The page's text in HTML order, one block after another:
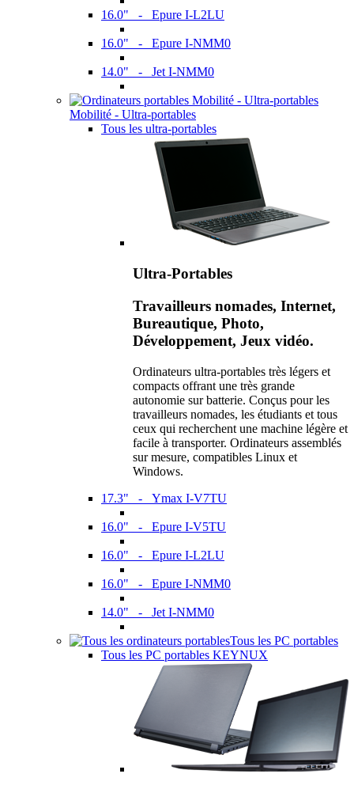
16.0" - Epure I-L2LU
16.0" - Epure I-NMM0
14.0" - Jet I-NMM0
Mobilité - Ultra-portables
Tous les ultra-portables
Ultra-Portables
Travailleurs nomades, Internet,
Bureautique, Photo,
Développement, Jeux vidéo.
Ordinateurs ultra-portables très légers et
compacts offrant une très grande
autonomie sur batterie. Conçus pour les
travailleurs nomades, les étudiants et tous
ceux qui recherchent une machine légère et
facile à transporter. Ordinateurs assemblés
sur mesure, compatibles Linux et
Windows.
17.3" - Ymax I-V7TU
16.0" - Epure I-V5TU
16.0" - Epure I-L2LU
16.0" - Epure I-NMM0
14.0" - Jet I-NMM0
Tous les PC portables
Tous les PC portables KEYNUX